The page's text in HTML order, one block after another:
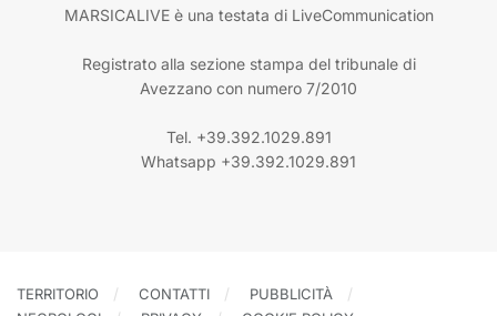
MARSICALIVE è una testata di LiveCommunication
Registrato alla sezione stampa del tribunale di
Avezzano con numero 7/2010
Tel. +39.392.1029.891
Whatsapp +39.392.1029.891
TERRITORIO CONTATTI
PUBBLICITÀ